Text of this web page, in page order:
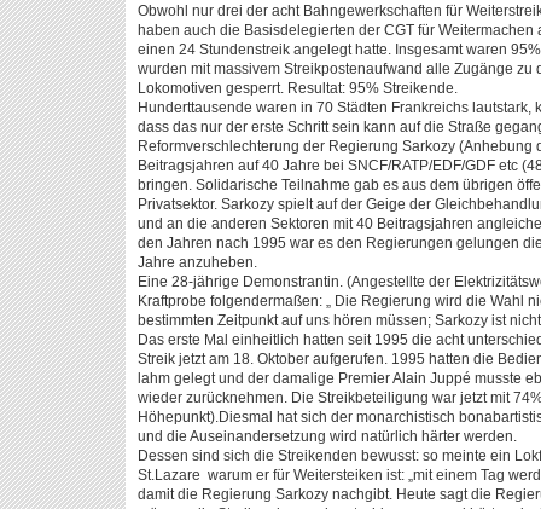
Obwohl nur drei der acht Bahngewerkschaften für
haben auch die Basisdelegierten der CGT für
einen 24 Stundenstreik angelegt hatte. Insgesamt waren
wurden mit massivem Streikpostenaufwand alle Zugänge zu
Lokomotiven gesperrt. Resultat: 95% Streikende.
Hunderttausende waren in 70 Städten Frankreichs lautstark,
dass das nur der erste Schritt sein kann auf die Straße
Reformverschlechterung der Regierung Sarkozy (Anhebung
Beitragsjahren auf 40 Jahre bei SNCF/RATP/EDF/GDF etc
bringen. Solidarische Teilnahme gab es aus dem übrigen
Privatsektor. Sarkozy spielt auf der Geige der
und an die anderen Sektoren mit 40 Beitragsjahren
den Jahren nach 1995 war es den Regierungen gelungen
Jahre anzuheben.
Eine 28-jährige Demonstrantin. (Angestellte der
Kraftprobe folgendermaßen: „ Die Regierung wird die Wahl
bestimmten Zeitpunkt auf uns hören müssen; Sarkozy ist
Das erste Mal einheitlich hatten seit 1995 die acht
Streik jetzt am 18. Oktober aufgerufen. 1995 hatten die
lahm gelegt und der damalige Premier Alain Juppé musste
wieder zurücknehmen. Die Streikbeteiligung war jetzt mit
Höhepunkt).Diesmal hat sich der monarchistisch
und die Auseinandersetzung wird natürlich härter werden.
Dessen sind sich die Streikenden bewusst: so meinte ein
St.Lazare warum er für Weitersteiken ist: „mit einem Tag
damit die Regierung Sarkozy nachgibt. Heute sagt die